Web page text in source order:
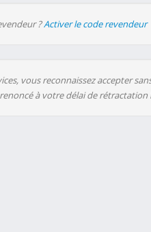
?Activer le code revendeur
vous reconnaissez accepter
à votre délai de